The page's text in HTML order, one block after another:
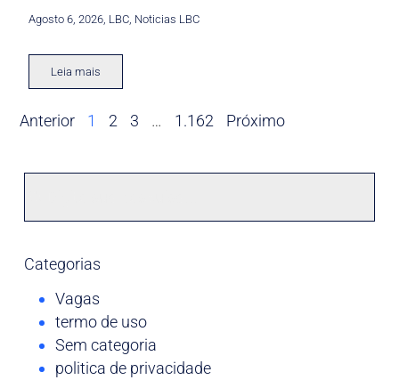
Agosto 6, 2026 LBC Noticias LBC
Leia mais
Anterior 1 2 3 … 1.162 Próximo
Categorias
Vagas
termo de uso
Sem categoria
politica de privacidade